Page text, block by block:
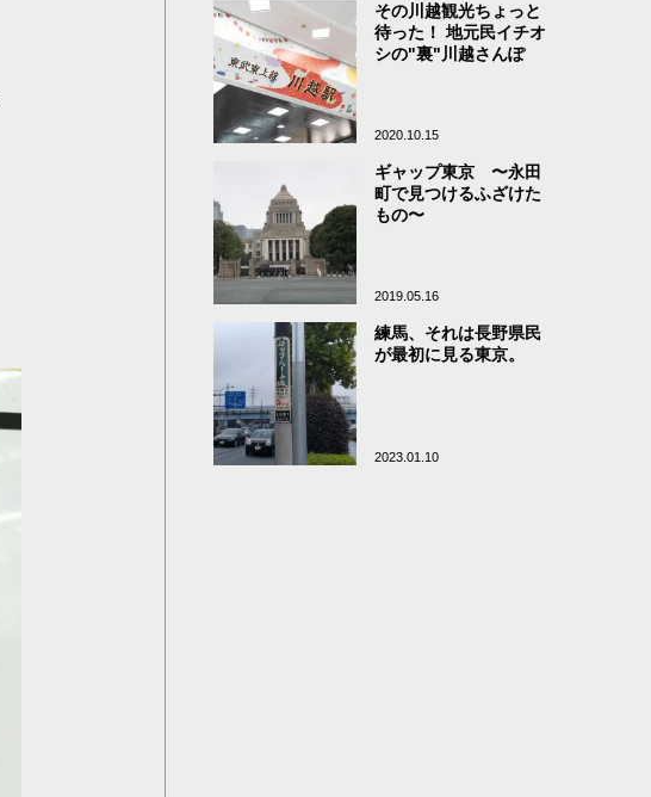
その川越観光ちょっと
待った！ 地元民イチオ
シの"裏"川越さんぽ
2020.10.15
ギャップ東京 〜永田
町で見つけるふざけた
もの〜
2019.05.16
練馬、それは長野県民
が最初に見る東京。
2023.01.10